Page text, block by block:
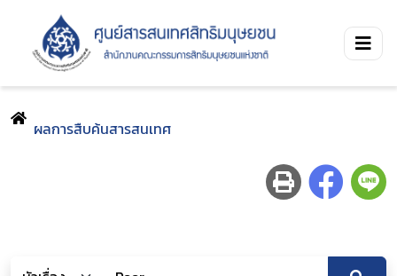
ผลการสืบค้นสารสนเทศ